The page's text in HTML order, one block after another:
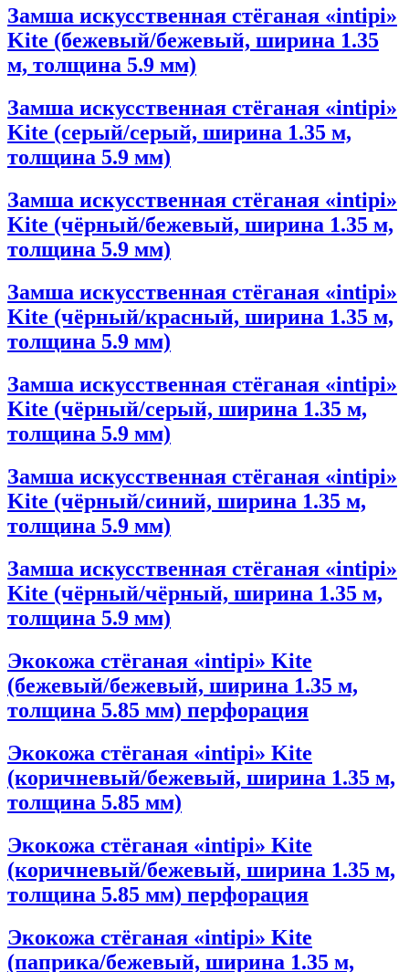
Замша искусственная стёганая «intipi»
Kite (бежевый/бежевый, ширина 1.35
м, толщина 5.9 мм)
Замша искусственная стёганая «intipi»
Kite (серый/серый, ширина 1.35 м,
толщина 5.9 мм)
Замша искусственная стёганая «intipi»
Kite (чёрный/бежевый, ширина 1.35 м,
толщина 5.9 мм)
Замша искусственная стёганая «intipi»
Kite (чёрный/красный, ширина 1.35 м,
толщина 5.9 мм)
Замша искусственная стёганая «intipi»
Kite (чёрный/серый, ширина 1.35 м,
толщина 5.9 мм)
Замша искусственная стёганая «intipi»
Kite (чёрный/синий, ширина 1.35 м,
толщина 5.9 мм)
Замша искусственная стёганая «intipi»
Kite (чёрный/чёрный, ширина 1.35 м,
толщина 5.9 мм)
Экокожа стёганая «intipi» Kite
(бежевый/бежевый, ширина 1.35 м,
толщина 5.85 мм) перфорация
Экокожа стёганая «intipi» Kite
(коричневый/бежевый, ширина 1.35 м,
толщина 5.85 мм)
Экокожа стёганая «intipi» Kite
(коричневый/бежевый, ширина 1.35 м,
толщина 5.85 мм) перфорация
Экокожа стёганая «intipi» Kite
(паприка/бежевый, ширина 1.35 м,